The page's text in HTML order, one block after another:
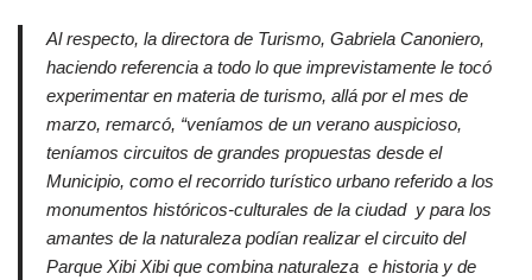
Al respecto, la directora de Turismo, Gabriela Canoniero,
haciendo referencia a todo lo que imprevistamente le tocó
experimentar en materia de turismo, allá por el mes de
marzo, remarcó, “veníamos de un verano auspicioso,
teníamos circuitos de grandes propuestas desde el
Municipio, como el recorrido turístico urbano referido a los
monumentos históricos-culturales de la ciudad y para los
amantes de la naturaleza podían realizar el circuito del
Parque Xibi Xibi que combina naturaleza e historia y de